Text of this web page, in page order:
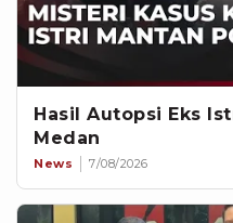
Hasil Autopsi Eks
Medan
News 7/08/2026